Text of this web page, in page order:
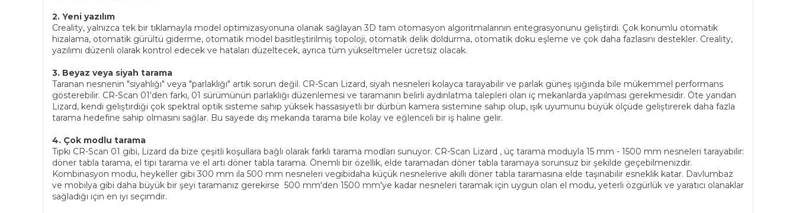
2. Yeni yazılım
Creality, yalnızca tek bir tıklamayla model optimizasyonuna olanak sağlayan 3D tam otomasyon algoritmalarının entegrasyonunu geliştirdi. Çok konumlu otomatik
hizalama, otomatik gürültü giderme, otomatik model basitleştirilmiş topoloji, otomatik delik doldurma, otomatik doku eşleme ve çok daha fazlasını destekler. Creality,
yazılımı düzenli olarak kontrol edecek ve hataları düzeltecek, ayrıca tüm yükseltmeler ücretsiz olacak.
3. Beyaz veya siyah tarama
Taranan nesnenin "siyahlığı" veya "parlaklığı" artık sorun değil. CR-Scan Lizard, siyah nesneleri kolayca tarayabilir ve parlak güneş ışığında bile mükemmel performans
gösterebilir. CR-Scan 01'den farkı, 01 sürümünün parlaklığı düzenlemesi ve taramanın belirli aydınlatma talepleri olan iç mekanlarda yapılması gerekmesidir. Öte yandan
Lizard, kendi geliştirdiği çok spektral optik sisteme sahip yüksek hassasiyetli bir dürbün kamera sistemine sahip olup, ışık uyumunu büyük ölçüde geliştirerek daha fazla
tarama hedefine sahip olmasını sağlar. Bu sayede dış mekanda tarama bile kolay ve eğlenceli bir iş haline gelir.
4. Çok modlu tarama
Tıpkı CR-Scan 01 gibi, Lizard da bize çeşitli koşullara bağlı olarak farklı tarama modları sunuyor. CR-Scan Lizard , üç tarama moduyla 15 mm - 1500 mm nesneleri tarayabilir:
döner tabla tarama, el tipi tarama ve el artı döner tabla tarama. Önemli bir özellik, elde taramadan döner tabla taramaya sorunsuz bir şekilde geçebilmenizdir.
Kombinasyon modu, heykeller gibi 300 mm ila 500 mm nesneleri vegibidaha küçük nesnelerive akıllı döner tabla taramasına elde taşınabilir esneklik katar. Davlumbaz
ve mobilya gibi daha büyük bir şeyi taramanız gerekirse 500 mm'den 1500 mm'ye kadar nesneleri taramak için uygun olan el modu, yeterli özgürlük ve yaratıcı olanaklar
sağladığı için en iyi seçimdir.